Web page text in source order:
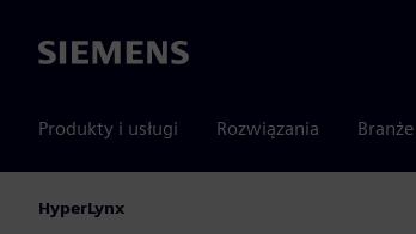
Siemens
Produkty i usługi Rozwiązania Branże
HyperLynx